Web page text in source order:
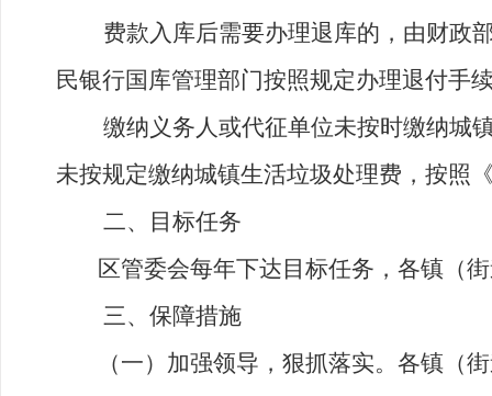
费款入库后需要办理退库的，由财政
民银行国库管理部门按照规定办理退付手
缴纳义务人或代征单位未按时缴纳城
未按规定缴纳城镇生活垃圾处理费，按照
二、目标任务
区管委会每年下达目标任务，各镇 （
三、保障措施
（一）加强领导，狠抓落实。 各镇 （